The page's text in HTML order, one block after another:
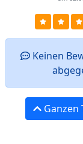
Keinen
Ganzen